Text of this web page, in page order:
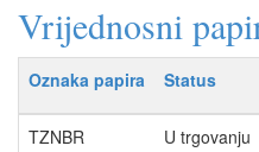
Vrijednosni
Oznaka papira Status
TZNBR U trgovanju